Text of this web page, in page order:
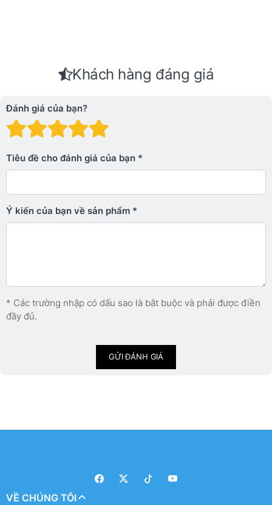
Khách hàng đáng giá
Đánh giá của bạn?
Đánh giá: 4 trên 5
Đánh giá: 3 trên 5 sao.
Đánh giá: 2 trên 5 sao.
Đánh giá: 1 trên 5 sao. Xấu
Tiêu đề cho đánh giá của bạn
Ý kiến ​​của bạn về sản phẩm
* Các trường nhập có dấu sao là bắt buộc và phải được điền
đầy đủ.
GỬI ĐÁNH GIÁ
VỀ CHÚNG TÔI